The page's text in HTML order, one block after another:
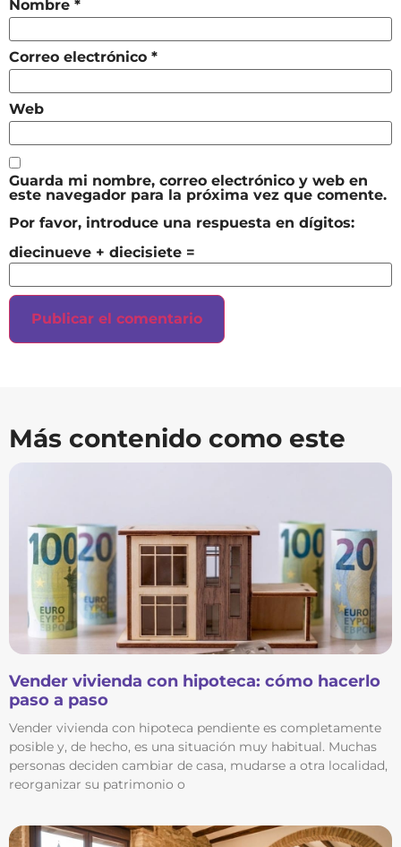
Nombre *
Correo electrónico *
Web
Guarda mi nombre, correo electrónico y web en
este navegador para la próxima vez que comente.
Por favor, introduce una respuesta en dígitos:
diecinueve + diecisiete =
Más contenido como este
Vender vivienda con hipoteca: cómo hacerlo
paso a paso
Vender vivienda con hipoteca pendiente es completamente
posible y, de hecho, es una situación muy habitual. Muchas
personas deciden cambiar de casa, mudarse a otra localidad,
reorganizar su patrimonio o